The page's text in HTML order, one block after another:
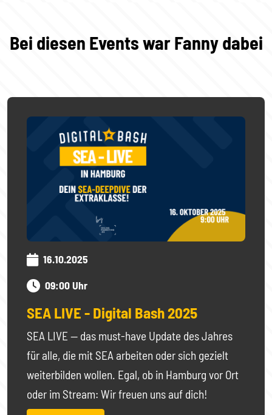
Bei diesen Events war Fanny dabei
16.10.2025
09:00 Uhr
SEA LIVE - Digital Bash 2025
SEA LIVE — das must-have Update des Jahres
für alle, die mit SEA arbeiten oder sich gezielt
weiterbilden wollen. Egal, ob in Hamburg vor Ort
oder im Stream: Wir freuen uns auf dich!